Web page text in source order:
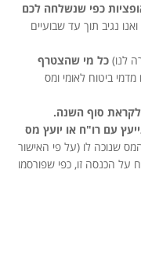
כפי שנשלחה לכם
ואנו נגיב תוך עד שבועיים
לנו) כל מי שהצטרף
ביטוח לאומי ומס
לקראת סוף השנה.
עם רו"ח או יועץ מס
שנוכה לו (על פי האישור
על הכנסה זו, כפי שפורסמו